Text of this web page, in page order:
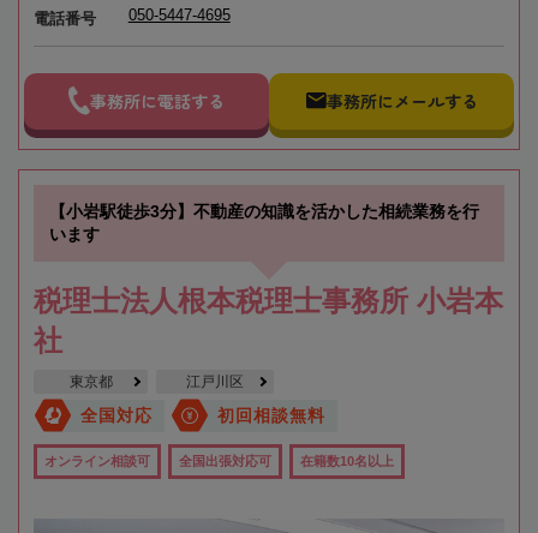
電話番号 050-5447-4695
事務所に電話する 事務所にメールする
【小岩駅徒歩3分】不動産の知識を活かした相続業務を行
います
税理士法人根本税理士事務所 小岩本
社
東京都 江戸川区
全国対応 初回相談無料
オンライン相談可 全国出張対応可 在籍数10名以上